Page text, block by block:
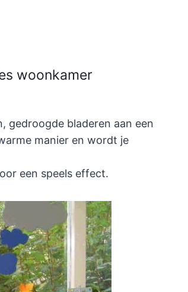
woonkamer
gedroogde bladeren aan een
manier en wordt je
een speels effect.